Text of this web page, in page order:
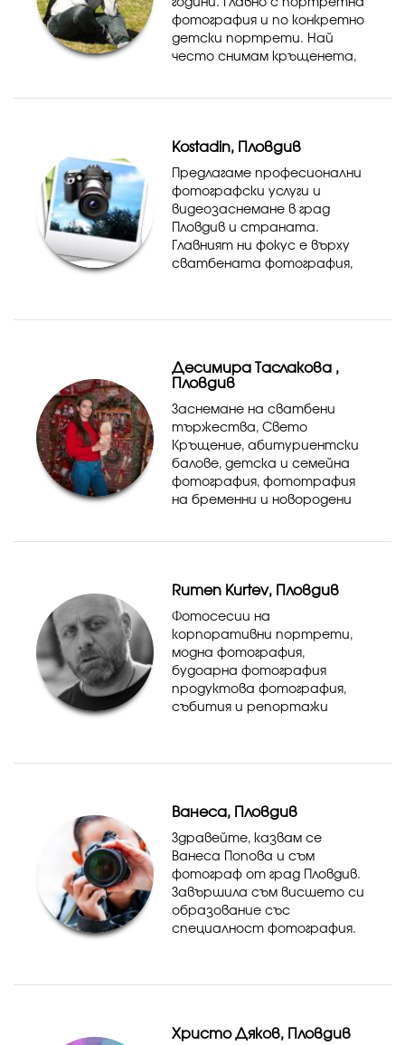
години. Главно с портретна
фотография и по конкретно
детски портрети. Най
често снимам кръщенета,
всякакви друг...
Kostadin, Пловдив
Предлагаме професионални
фотографски услуги и
видеозаснемане в град
Пловдив и страната.
Главният ни фокус е върху
сватбената фотография,
събития.
Десимира Таслакова ,
Пловдив
Заснемане на сватбени
тържества, Свето
Кръщение, абитуриентски
балове, детска и семейна
фотография, фототрафия
на бременни и новородени
Rumen Kurtev, Пловдив
Фотосесии на
корпоративни портрети,
модна фотография,
будоарна фотография
продуктова фотография,
събития и репортажи
Ванеса, Пловдив
Здравейте, казвам се
Ванеса Попова и съм
фотограф от град Пловдив.
Завършила съм висшето си
образование със
специалност фотография.
можете да се свържете с
фотографски ус...
Христо Дяков, Пловдив